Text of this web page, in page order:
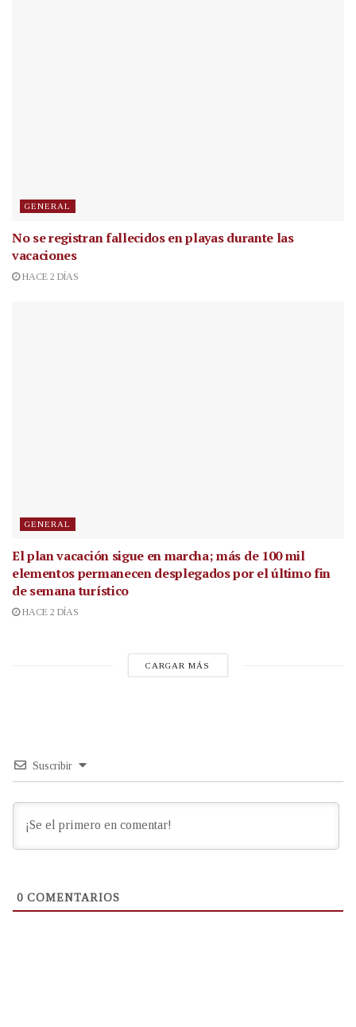
GENERAL
No se registran fallecidos en playas durante las
vacaciones
HACE 2 DÍAS
GENERAL
El plan vacación sigue en marcha; más de 100 mil
elementos permanecen desplegados por el último fin
de semana turístico
HACE 2 DÍAS
CARGAR MÁS
Suscribir
0 COMENTARIOS